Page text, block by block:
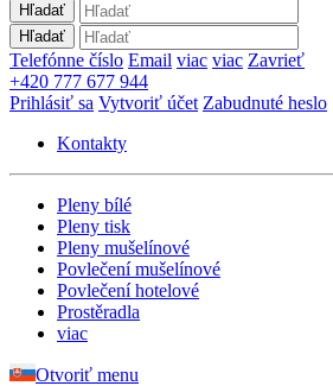
Hľadať
Hľadať
Telefónne číslo Email viac viac Zavrieť
+420 777 677 944
Prihlásiť sa Vytvoriť účet Zabudnuté heslo
Kontakty
Pleny bílé
Pleny tisk
Pleny mušelínové
Povlečení mušelínové
Povlečení hotelové
Prostěradla
viac
Otvoriť menu